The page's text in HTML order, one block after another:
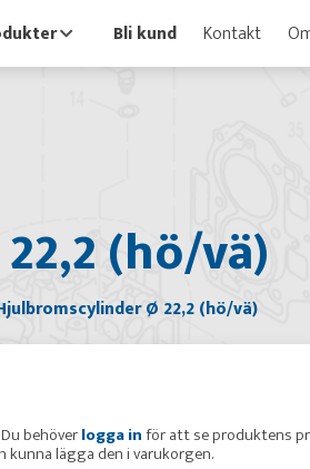
Bli kund Kontakt
(hö/vä)
Ø 22,2 (hö/vä)
Du behöverlogga inför att se produktens
kunna lägga den i varukorgen.